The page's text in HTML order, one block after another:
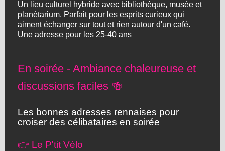
Un lieu culturel hybride avec bibliothèque, musée et
planétarium. Parfait pour les esprits curieux qui
aiment échanger sur tout et rien autour d'un café.
Une adresse pour les 25-40 ans
En soirée - Ambiance chaleureuse et
discussions faciles 🍻
Les bonnes adresses rennaises pour
croiser des célibataires en soirée
👉 Le P'tit Vélo